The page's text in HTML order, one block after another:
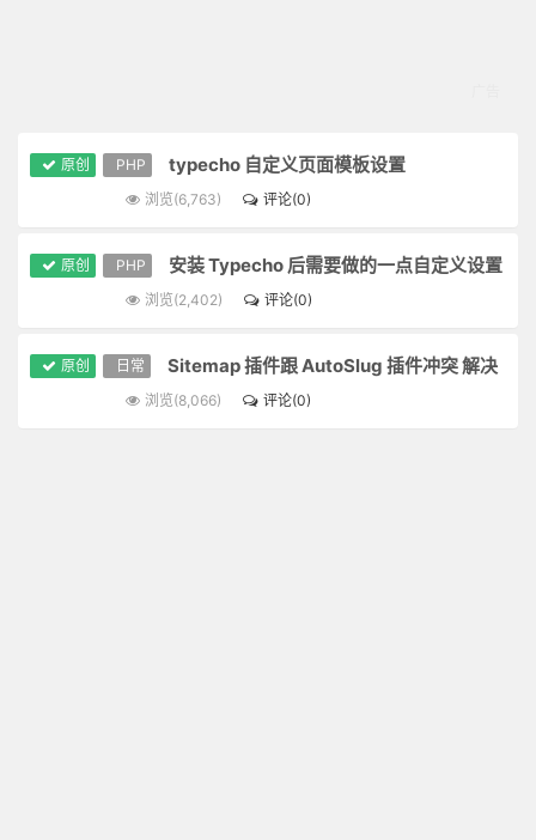
原创 PHP typecho 自定义页面模板设置
浏览(6,763) 评论(0)
原创 PHP 安装 Typecho 后需要做的一点自定义设置
浏览(2,402) 评论(0)
原创 日常 Sitemap 插件跟 AutoSlug 插件冲突 解决
浏览(8,066) 评论(0)